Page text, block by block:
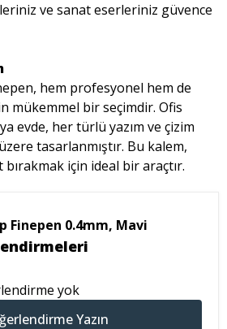
ve sanat eserleriniz güvence
hem profesyonel hem de
mükemmel bir seçimdir. Ofis
evde, her türlü yazım ve çizim
tasarlanmıştır. Bu kalem,
bırakmak için ideal bir araçtır.
Finepen 0.4mm, Mavi
yok
Yazın